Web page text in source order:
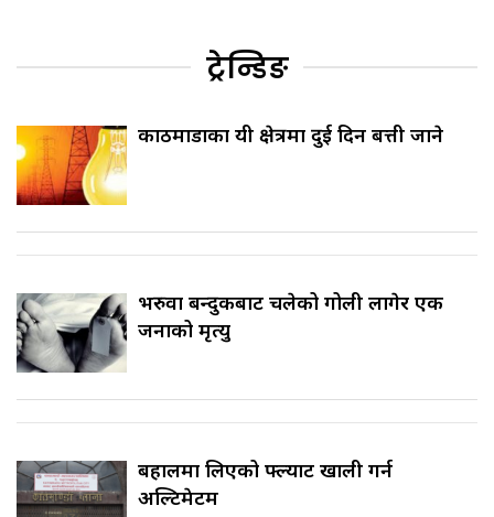
ट्रेन्डिङ
काठमाडौँका यी क्षेत्रमा दुई दिन बत्ती जाने
भरुवा बन्दुकबाट चलेको गोली लागेर एक
जनाको मृत्यु
बहालमा लिएको फ्ल्याट खाली गर्न
अल्टिमेटम